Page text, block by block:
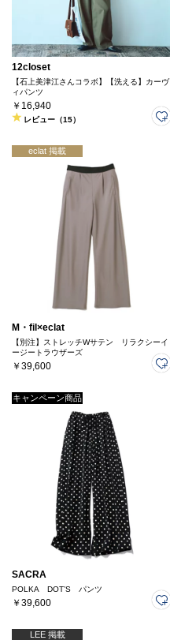
12closet
【石上美津江さんコラボ】【洗える】カーヴ
ィパンツ
￥16,940
レビュー（15）
eclat 掲載
M・fil×eclat
【別注】ストレッチWサテン リラクシーイ
ージートラウザーズ
￥39,600
キャンペーン商品
SACRA
POLKA DOT’S パンツ
￥39,600
LEE 掲載